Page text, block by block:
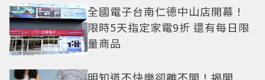
全國電子台南仁德中山店開幕！
限時5天指定家電9折 還有每日限
量商品